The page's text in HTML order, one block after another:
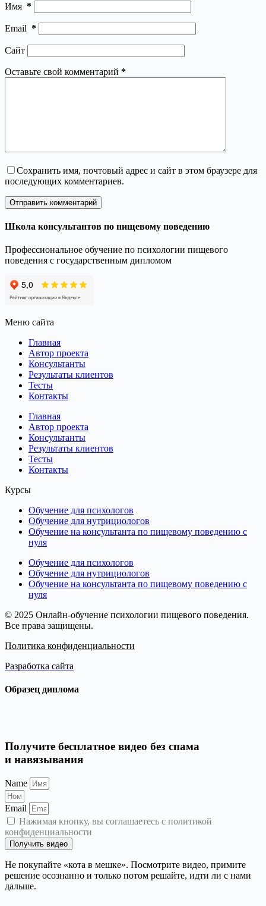
Имя *
Email *
Сайт
Оставьте свой комментарий *
Сохранить имя, почтовый адрес и сайт в этом браузере для
последующих комментариев.
Отправить комментарий
Школа консультантов по пищевому поведению
Профессиональное обучение по психологии пищевого
поведения с государственным дипломом
Меню сайта
Главная
Автор проекта
Консультанты
Результаты клиентов
Тесты
Контакты
Главная
Автор проекта
Консультанты
Результаты клиентов
Тесты
Контакты
Курсы
Обучение для психологов
Обучение для нутрициологов
Обучение на консультанта по пищевому поведению с
нуля
Обучение для психологов
Обучение для нутрициологов
Обучение на консультанта по пищевому поведению с
нуля
© 2025 Онлайн-обучение психологии пищевого поведения.
Все права защищены.
Политика конфиденциальности
Разработка сайта
Образец диплома
Получите бесплатное видео без спама
и навязывания
Name
Email
Нажимая кнопку, вы соглашаетесь с политикой
конфиденциальности
Получить видео
Не покупайте «кота в мешке». Посмотрите видео, примите
решение осознанно и только потом решайте, идти ли с нами
дальше.